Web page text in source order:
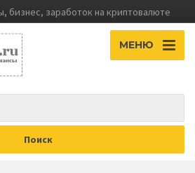
бизнес, заработок на криптовалюте
МЕНЮ